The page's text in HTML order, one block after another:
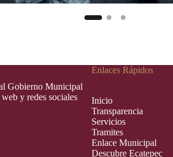
Gobierno Municipal
y redes sociales
Enlaces Rápidos
Inicio
Transparencia
Servicios
Tramites
Enlace Municipal
Descubre Ecatepec